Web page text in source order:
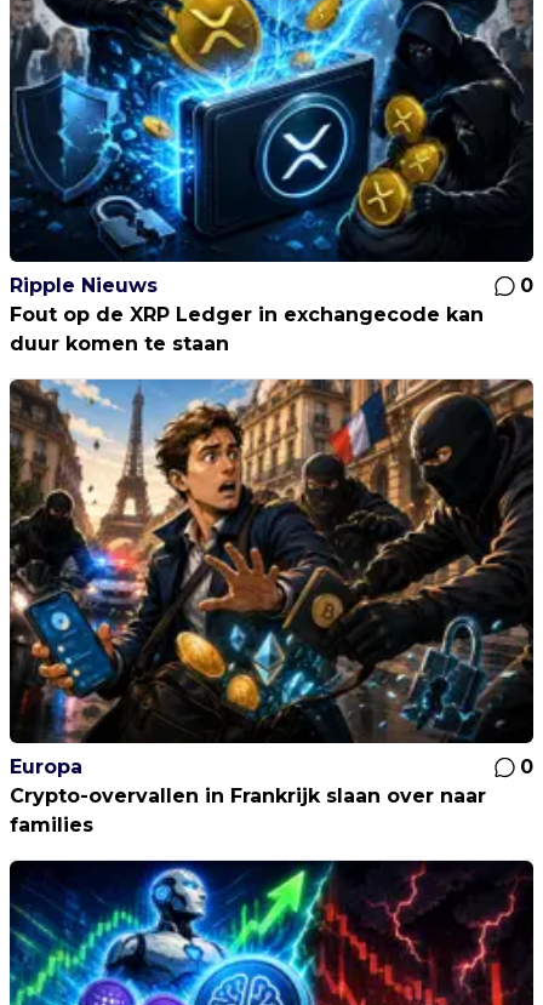
Ripple Nieuws
0
Fout op de XRP Ledger in exchangecode kan
duur komen te staan
Europa
0
Crypto-overvallen in Frankrijk slaan over naar
families